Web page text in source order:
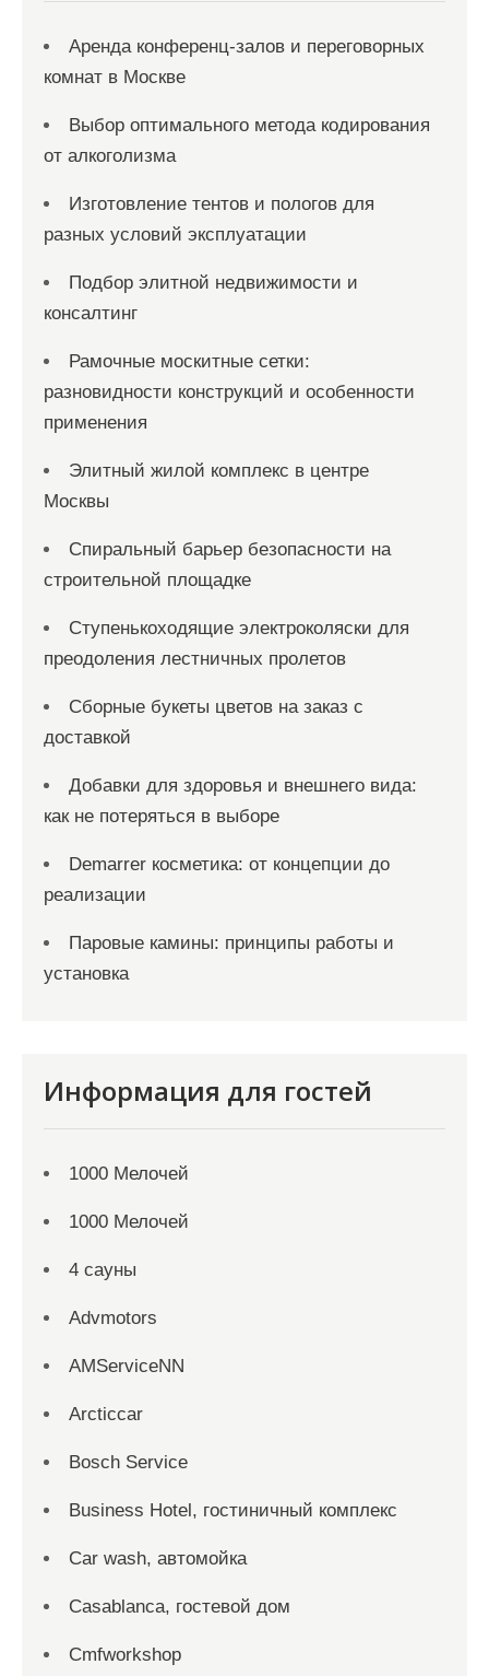
м
Аренда конференц-залов и переговорных
комнат в Москве
Выбор оптимального метода кодирования
от алкоголизма
Изготовление тентов и пологов для
разных условий эксплуатации
Подбор элитной недвижимости и
консалтинг
Рамочные москитные сетки:
разновидности конструкций и особенности
применения
Элитный жилой комплекс в центре
Москвы
Спиральный барьер безопасности на
строительной площадке
Ступенькоходящие электроколяски для
преодоления лестничных пролетов
Сборные букеты цветов на заказ с
доставкой
Добавки для здоровья и внешнего вида:
как не потеряться в выборе
Demarrer косметика: от концепции до
реализации
Паровые камины: принципы работы и
установка
Информация для гостей
1000 Мелочей
1000 Мелочей
4 сауны
Advmotors
AMServiceNN
Arcticcar
Bosch Service
Business Hotel, гостиничный комплекс
Car wash, автомойка
Casablanca, гостевой дом
Cmfworkshop